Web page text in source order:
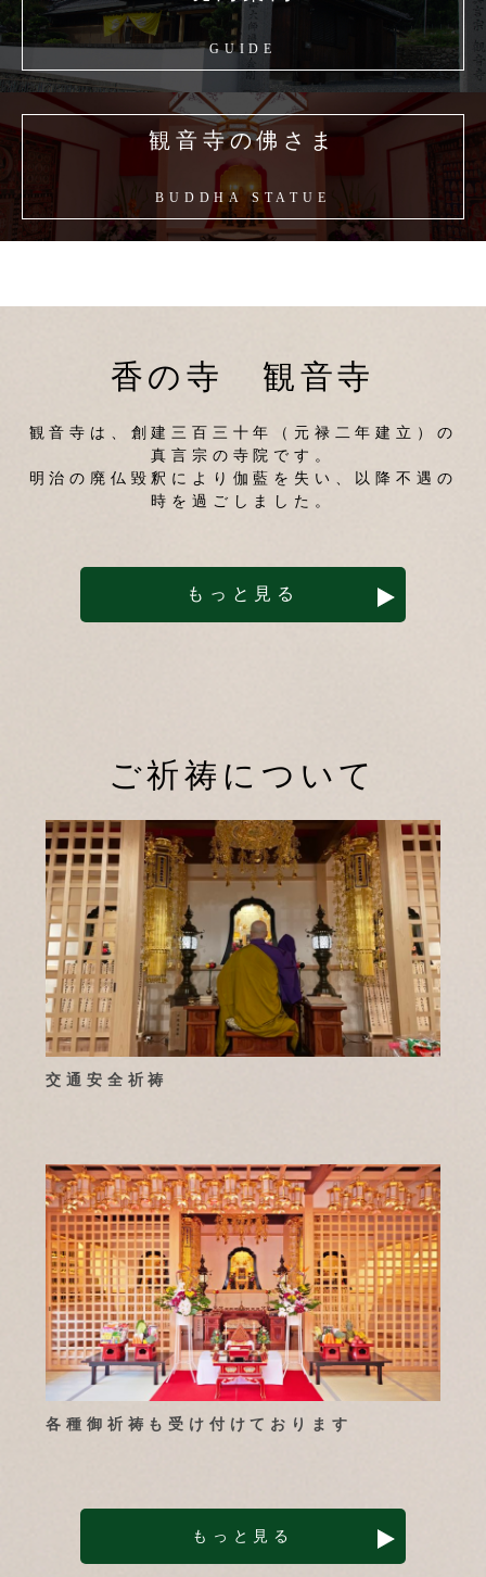
GUIDE
観音寺の佛さま
BUDDHA STATUE
香の寺 観音寺
観音寺は、創建三百三十年（元禄二年建立）の
真言宗の寺院です。
明治の廃仏毀釈により伽藍を失い、以降不遇の
時を過ごしました。
もっと見る
ご祈祷について
交通安全祈祷
各種御祈祷も受け付けております
もっと見る